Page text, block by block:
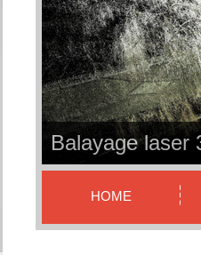
Modèle 3D du
HOME